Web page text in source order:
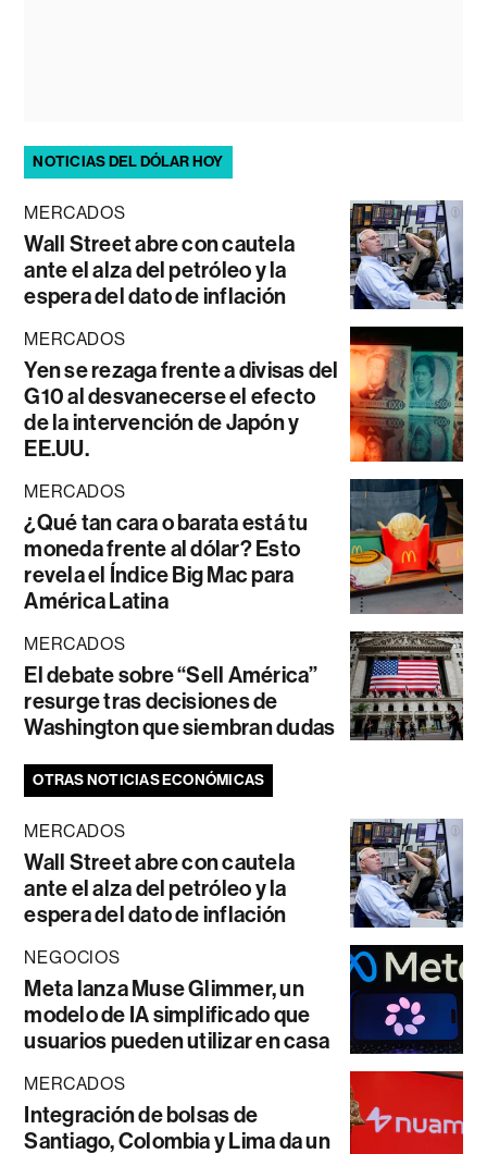
NOTICIAS DEL DÓLAR HOY
MERCADOS
Wall Street abre con cautela
ante el alza del petróleo y la
espera del dato de inflación
MERCADOS
Yen se rezaga frente a divisas del
G10 al desvanecerse el efecto
de la intervención de Japón y
EE.UU.
MERCADOS
¿Qué tan cara o barata está tu
moneda frente al dólar? Esto
revela el Índice Big Mac para
América Latina
MERCADOS
El debate sobre “Sell América”
resurge tras decisiones de
Washington que siembran dudas
OTRAS NOTICIAS ECONÓMICAS
MERCADOS
Wall Street abre con cautela
ante el alza del petróleo y la
espera del dato de inflación
NEGOCIOS
Meta lanza Muse Glimmer, un
modelo de IA simplificado que
usuarios pueden utilizar en casa
MERCADOS
Integración de bolsas de
Santiago, Colombia y Lima da un